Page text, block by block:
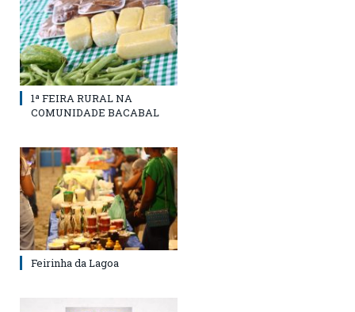
1ª FEIRA RURAL NA
COMUNIDADE BACABAL
Feirinha da Lagoa